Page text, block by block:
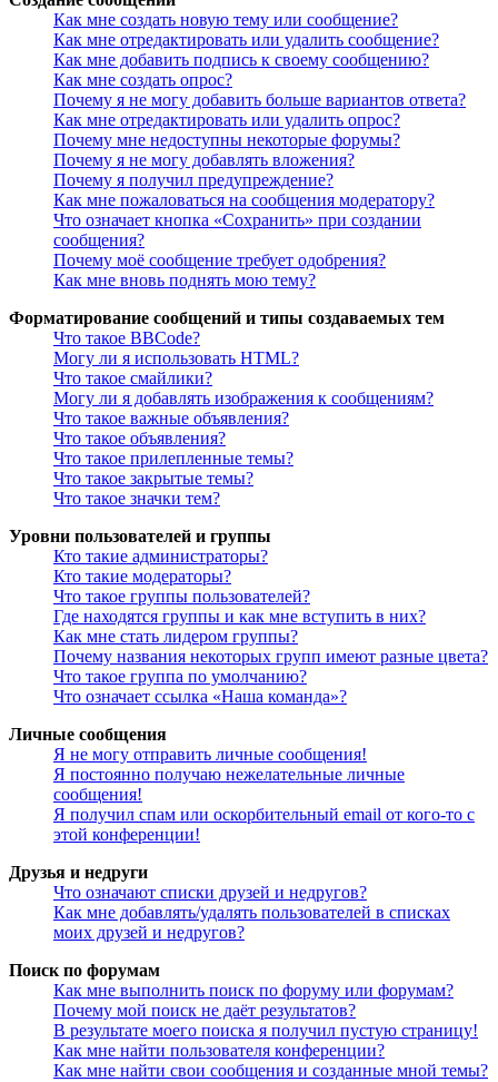
Как мне создать новую тему или сообщение?
Как мне отредактировать или удалить сообщение?
Как мне добавить подпись к своему сообщению?
Как мне создать опрос?
Почему я не могу добавить больше вариантов ответа?
Как мне отредактировать или удалить опрос?
Почему мне недоступны некоторые форумы?
Почему я не могу добавлять вложения?
Почему я получил предупреждение?
Как мне пожаловаться на сообщения модератору?
Что означает кнопка «Сохранить» при создании
сообщения?
Почему моё сообщение требует одобрения?
Как мне вновь поднять мою тему?
Форматирование сообщений и типы создаваемых тем
Что такое BBCode?
Могу ли я использовать HTML?
Что такое смайлики?
Могу ли я добавлять изображения к сообщениям?
Что такое важные объявления?
Что такое объявления?
Что такое прилепленные темы?
Что такое закрытые темы?
Что такое значки тем?
Уровни пользователей и группы
Кто такие администраторы?
Кто такие модераторы?
Что такое группы пользователей?
Где находятся группы и как мне вступить в них?
Как мне стать лидером группы?
Почему названия некоторых групп имеют разные цвета?
Что такое группа по умолчанию?
Что означает ссылка «Наша команда»?
Личные сообщения
Я не могу отправить личные сообщения!
Я постоянно получаю нежелательные личные
сообщения!
Я получил спам или оскорбительный email от кого-то с
этой конференции!
Друзья и недруги
Что означают списки друзей и недругов?
Как мне добавлять/удалять пользователей в списках
моих друзей и недругов?
Поиск по форумам
Как мне выполнить поиск по форуму или форумам?
Почему мой поиск не даёт результатов?
В результате моего поиска я получил пустую страницу!
Как мне найти пользователя конференции?
Как мне найти свои сообщения и созданные мной темы?